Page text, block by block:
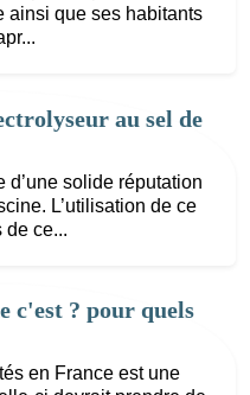
ainsi que ses habitants
au sel de
d’une solide réputation
L’utilisation de ce
de ce...
c'est ? pour quels
en France est une